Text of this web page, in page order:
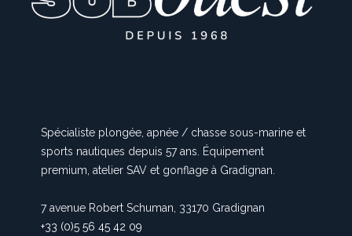
Spécialiste plongée, apnée / chasse sous-marine et
sports nautiques depuis 57 ans. Équipement
premium, atelier SAV et gonflage à Gradignan.
7 avenue Robert Schuman, 33170 Gradignan
+33 (0)5 56 45 42 09